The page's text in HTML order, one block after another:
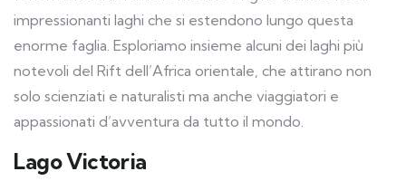
impressionanti laghi che si estendono lungo questa
enorme faglia. Esploriamo insieme alcuni dei laghi più
notevoli del Rift dell’Africa orientale, che attirano non
solo scienziati e naturalisti ma anche viaggiatori e
appassionati d’avventura da tutto il mondo.
Lago Victoria